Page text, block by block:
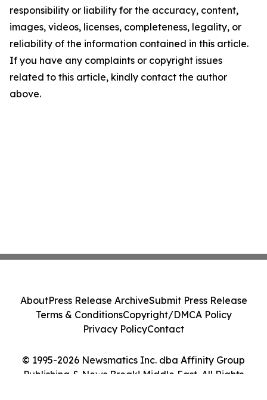
responsibility or liability for the accuracy, content,
images, videos, licenses, completeness, legality, or
reliability of the information contained in this article.
If you have any complaints or copyright issues
related to this article, kindly contact the author
above.
© 1995-2026 Newsmatics Inc. dba Affinity Group
Publishing & News Break! Middle East. All Rights
AboutPress Release ArchiveSubmit Press Release
Terms & ConditionsCopyright/DMCA Policy
Privacy PolicyContact